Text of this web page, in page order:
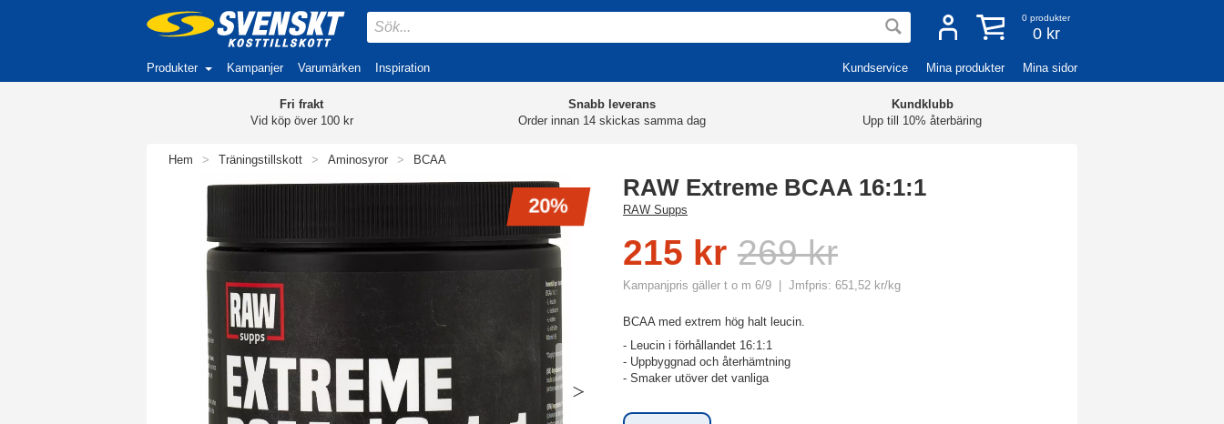
0 produkter
0 kr
Produkter Kampanjer Varumärken Inspiration Kundservice Mina produkter Mina sidor
Fri frakt
Vid köp över 100 kr
Snabb leverans
Order innan 14 skickas samma dag
Kundklubb
Upp till 10% återbäring
Hem > Träningstillskott > Aminosyror > BCAA
20%
RAW Extreme BCAA 16:1:1
RAW Supps
215 kr 269 kr
Kampanjpris gäller t o m 6/9 Jmfpris: 651,52 kr/kg
BCAA med extrem hög halt leucin.
- Leucin i förhållandet 16:1:1
- Uppbyggnad och återhämtning
- Smaker utöver det vanliga